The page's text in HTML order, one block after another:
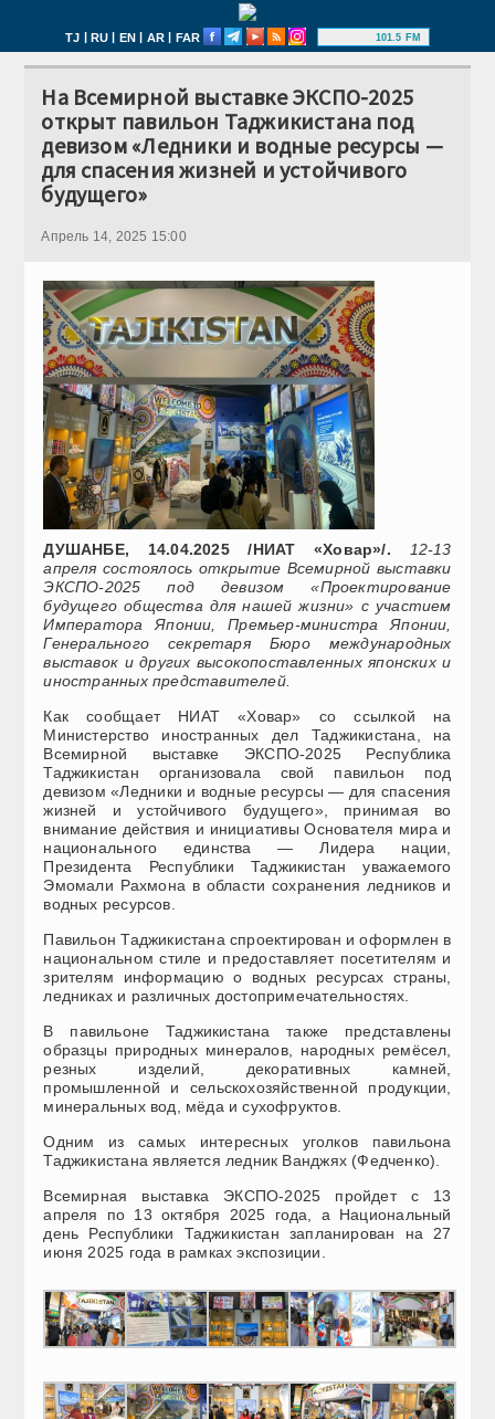
TJ | RU | EN | AR | FAR 101.5 FM
На Всемирной выставке ЭКСПО-2025
открыт павильон Таджикистана под
девизом «Ледники и водные ресурсы —
для спасения жизней и устойчивого
будущего»
Апрель 14, 2025 15:00
ДУШАНБЕ, 14.04.2025 /НИАТ «Ховар»/.
12-13
апреля состоялось открытие Всемирной выставки
ЭКСПО-2025 под девизом «Проектирование
будущего общества для нашей жизни» с участием
Императора Японии, Премьер-министра Японии,
Генерального секретаря Бюро международных
выставок и других высокопоставленных японских и
иностранных представителей.
Как сообщает НИАТ «Ховар» со ссылкой на
Министерство иностранных дел Таджикистана, на
Всемирной выставке ЭКСПО-2025 Республика
Таджикистан организовала свой павильон под
девизом «Ледники и водные ресурсы — для спасения
жизней и устойчивого будущего», принимая во
внимание действия и инициативы Основателя мира и
национального единства — Лидера нации,
Президента Республики Таджикистан уважаемого
Эмомали Рахмона в области сохранения ледников и
водных ресурсов.
Павильон Таджикистана спроектирован и оформлен в
национальном стиле и предоставляет посетителям и
зрителям информацию о водных ресурсах страны,
ледниках и различных достопримечательностях.
В павильоне Таджикистана также представлены
образцы природных минералов, народных ремёсел,
резных изделий, декоративных камней,
промышленной и сельскохозяйственной продукции,
минеральных вод, мёда и сухофруктов.
Одним из самых интересных уголков павильона
Таджикистана является ледник Ванджях (Федченко).
Всемирная выставка ЭКСПО-2025 пройдет с 13
апреля по 13 октября 2025 года, а Национальный
день Республики Таджикистан запланирован на 27
июня 2025 года в рамках экспозиции.